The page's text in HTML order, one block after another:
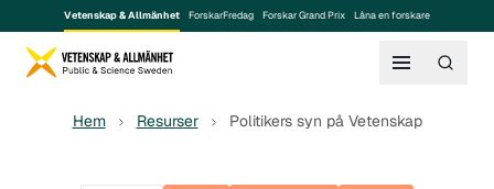
Vetenskap & Allmänhet ForskarFredag Forskar Grand Prix Låna en forskare
Hem Resurser Politikers syn på Vetenskap